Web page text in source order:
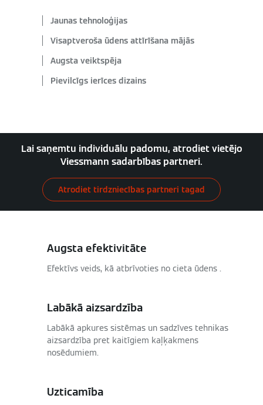
Jaunas tehnoloģijas
Visaptveroša ūdens attīrīšana mājās
Augsta veiktspēja
Pievilcīgs ierīces dizains
Lai saņemtu individuālu padomu, atrodiet vietējo
Viessmann sadarbības partneri.
Atrodiet tirdzniecības partneri tagad
Augsta efektivitāte
Efektīvs veids, kā atbrīvoties no cieta ūdens .
Labākā aizsardzība
Labākā apkures sistēmas un sadzīves tehnikas
aizsardzība pret kaitīgiem kaļķakmens
nosēdumiem.
Uzticamība